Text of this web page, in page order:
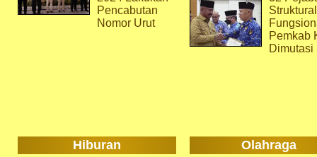
Pencabutan
Nomor Urut
Pemkab
Dimutasi
Hiburan Olahraga